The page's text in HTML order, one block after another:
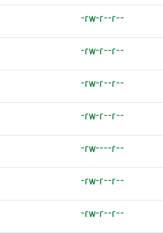
-rw-r--r--
-rw-r--r--
-rw-r--r--
-rw-r--r--
-rw----r--
-rw-r--r--
-rw-r--r--